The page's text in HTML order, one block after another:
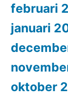
februari
januari
oktober